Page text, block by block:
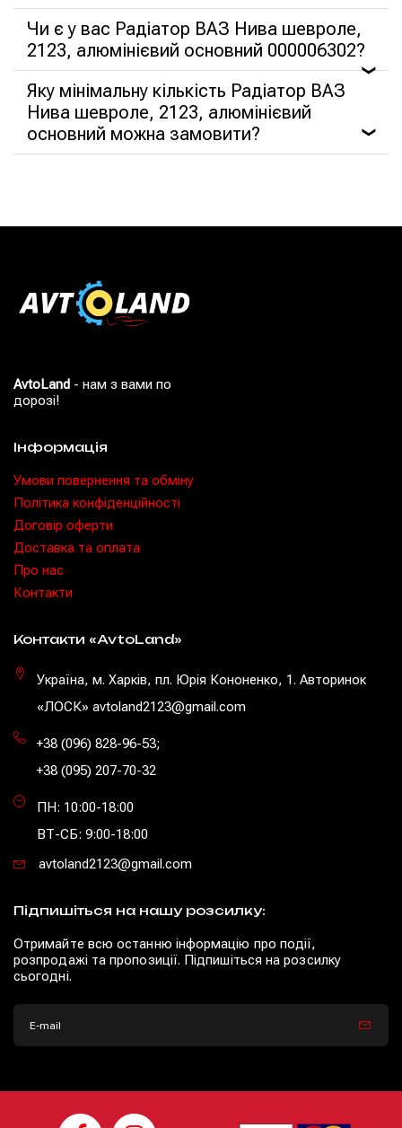
Чи є у вас Радіатор ВАЗ Нива шевроле,
2123, алюмінієвий основний 000006302?
❯
Яку мінімальну кількість Радіатор ВАЗ
Нива шевроле, 2123, алюмінієвий
основний можна замовити?
❯
AvtoLand - нам з вами по
дорозі!
Інформація
Умови повернення та обміну
Політика конфіденційності
Договір оферти
Доставка та оплата
Про нас
Контакти
Контакти «AvtoLand»
Україна, м. Харків, пл. Юрія Кононенко, 1. Авторинок
«ЛОСК» avtoland2123@gmail.com
+38 (096) 828-96-53;
+38 (095) 207-70-32
ПН: 10:00-18:00
ВТ-СБ: 9:00-18:00
avtoland2123@gmail.com
Підпишіться на нашу розсилку:
Отримайте всю останню інформацію про події,
розпродажі та пропозиції. Підпишіться на розсилку
сьогодні.